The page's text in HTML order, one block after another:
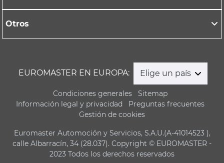
Otros
EUROMASTER EN EUROPA: Elige un país
Condiciones generales
Sitemap
Información legal y privacidad
Preguntas frecuentes
Gestión de cookies
Euromaster Automoción y Servicios, S.A.U.(A-41014523 ),
calle Albarracín, 34 (28.037). Copyright © EUROMASTER -
2023 Todos los derechos reservados